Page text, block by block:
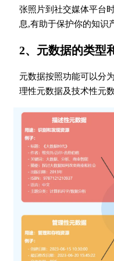
张照片到社交媒体平台
息,有助于保护你的知识
2、元数据的类型
元数据按照功能可以分
理性元数据及技术性元数